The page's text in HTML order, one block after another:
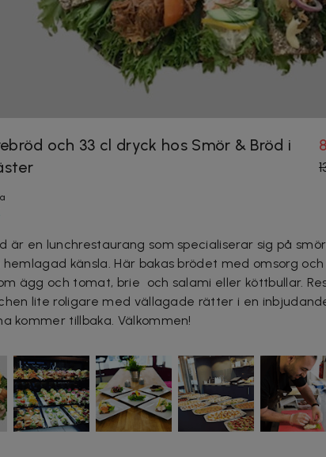
och 33 cl dryck hos Smör & Bröd i
är en lunchrestaurang som specialiserar sig på
känsla. Här bakas brödet med omsorg
ägg och tomat, brie och salami eller köttbullar.
lite roligare med vällagade rätter i en
kommer tillbaka. Välkommen!